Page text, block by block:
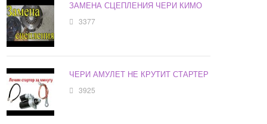
ЗАМЕНА СЦЕПЛЕНИЯ ЧЕРИ КИМО
3377
ЧЕРИ АМУЛЕТ НЕ КРУТИТ СТАРТЕР
3925